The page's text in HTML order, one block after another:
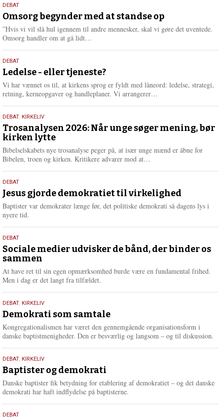
e
r
e
9.
juli
2026
DEBAT
Omsorg begynder med at standse op
”Hvis vi vil slå hul igennem til andre mennesker, skal vi gøre det uventede.
Omsorg handler om at gå lidt…
e
r
e
10.
juni
2026
DEBAT
Ledelse - eller tjeneste?
Vi har vænnet os til, at kirkens sprog er fyldt med låneord: ledelse, strategi,
retning, kerneopgaver og handleplaner. Vi arrangerer…
e
2.
juni
2026
DEBAT, KIRKELIV
Trosanalysen 2026: Når unge søger mening, bør
kirken lytte
Bibelselskabets nye trosanalyse peger på, at især unge mænd er åbne for
Bibelen, troen og kirken. Kritikere advarer mod at…
e
r
18.
maj
2026
DEBAT
Jesus gjorde demokratiet til virkelighed
Baptister var demokrater længe før, det politiske demokrati så dagens lys i
nyere tid.
18.
maj
2026
DEBAT
Sociale medier udvisker de bånd, der binder os
sammen
At have ret til sin egen opmærksomhed burde være en fundamental frihed.
Men i dag er det langt fra tilfældet.
18.
maj
2026
DEBAT, KIRKELIV
Demokrati som samtale
Kongregationalismen har været den gennemgående organisationsform i
danske baptistmenigheder. Den er besværlig og langsom – og til diskussion.
18.
maj
2026
DEBAT, KIRKELIV
Baptister og demokrati
Danske baptister fik betydning for etablering af demokratiet – og det danske
demokrati har haft indflydelse på baptisterne.
18.
DEBAT